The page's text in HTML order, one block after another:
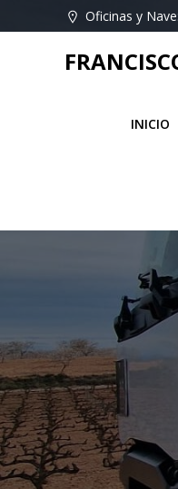
al
contenido
Oficinas y
INICIO